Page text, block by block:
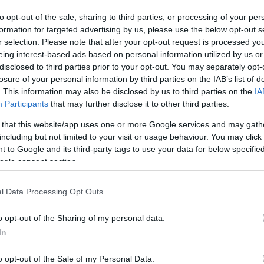
opt-out of the sale, sharing to third parties, or processing of your
for targeted advertising by us, please use the below opt-out
selection. Please note that after your opt-out request is processed
interest-based ads based on personal information utilized by us
to third parties prior to your opt-out. You may separately
of your personal information by third parties on the IAB’s list of
This information may also be disclosed by us to third parties on the
Participants that may further disclose it to other third parties.
that this website/app uses one or more Google services and may
but not limited to your visit or usage behaviour. You may
to Google and its third-party tags to use your data for below
consent section.
Data Processing Opt Outs
opt-out of the Sharing of my personal data.
opt-out of the Sale of my Personal Data.
Link másolása
a 4iG televíziós platformjáról lesz
így az UEFA Bajnokok Ligája